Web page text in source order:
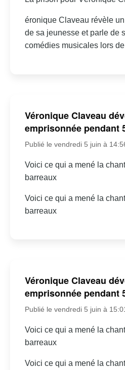
éronique Claveau révèle
de sa jeunesse et parle de
comédies musicales lors
Véronique Claveau
emprisonnée pendant
Publié le vendredi 5 juin à
Voici ce qui a mené la
barreaux
Voici ce qui a mené la
barreaux
Véronique Claveau
emprisonnée pendant
Publié le vendredi 5 juin à
Voici ce qui a mené la
barreaux
Voici ce qui a mené la